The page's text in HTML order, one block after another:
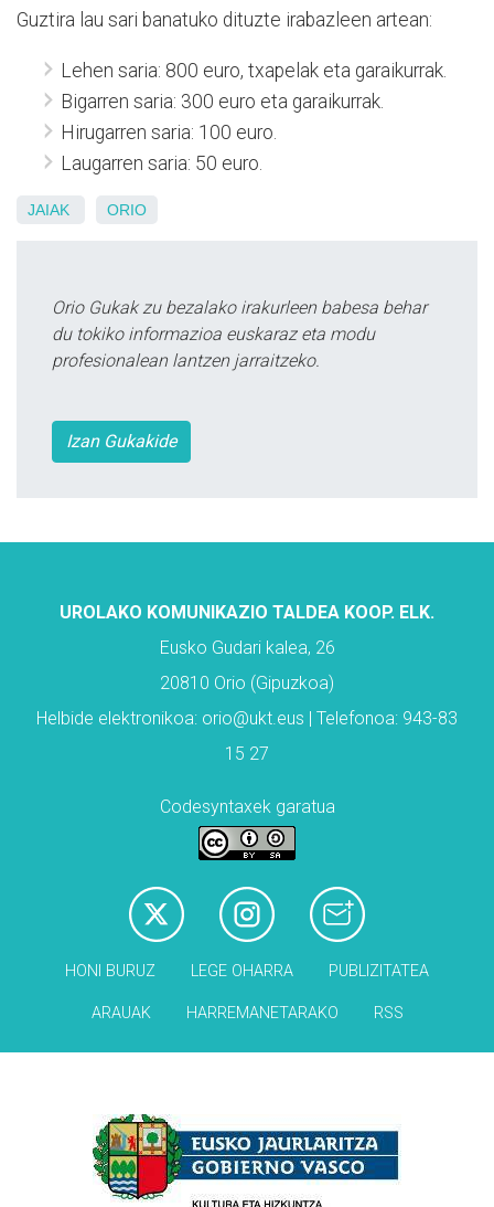
Guztira lau sari banatuko dituzte irabazleen artean:
Lehen saria: 800 euro, txapelak eta garaikurrak.
Bigarren saria: 300 euro eta garaikurrak.
Hirugarren saria: 100 euro.
Laugarren saria: 50 euro.
JAIAK ORIO
Orio Gukak zu bezalako irakurleen babesa behar
du tokiko informazioa euskaraz eta modu
profesionalean lantzen jarraitzeko.
Izan Gukakide
UROLAKO KOMUNIKAZIO TALDEA KOOP. ELK.
Eusko Gudari kalea, 26
20810 Orio (Gipuzkoa)
Helbide elektronikoa: orio@ukt.eus | Telefonoa: 943-83
15 27
Codesyntaxek garatua
HONI BURUZ LEGE OHARRA PUBLIZITATEA
ARAUAK HARREMANETARAKO RSS